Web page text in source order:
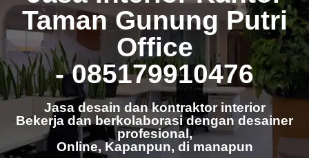
Taman Gunung Putri
Office
- 085179910476
Jasa desain dan kontraktor interior
Bekerja dan berkolaborasi dengan desainer
profesional,
Online, Kapanpun, di manapun